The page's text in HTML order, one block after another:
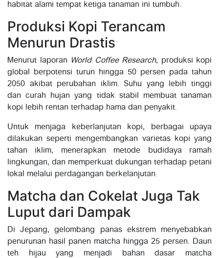
habitat alami tempat ketiga tanaman ini tumbuh.
Produksi Kopi Terancam
Menurun Drastis
Menurut laporan World Coffee Research, produksi kopi
global berpotensi turun hingga 50 persen pada tahun
2050 akibat perubahan iklim. Suhu yang lebih tinggi
dan curah hujan yang tidak stabil membuat tanaman
kopi lebih rentan terhadap hama dan penyakit.
Untuk menjaga keberlanjutan kopi, berbagai upaya
dilakukan seperti mengembangkan varietas kopi yang
tahan iklim, menerapkan metode budidaya ramah
lingkungan, dan memperkuat dukungan terhadap petani
lokal melalui perdagangan berkelanjutan.
Matcha dan Cokelat Juga Tak
Luput dari Dampak
Di Jepang, gelombang panas ekstrem menyebabkan
penurunan hasil panen matcha hingga 25 persen. Daun
teh hijau yang menjadi bahan dasar matcha